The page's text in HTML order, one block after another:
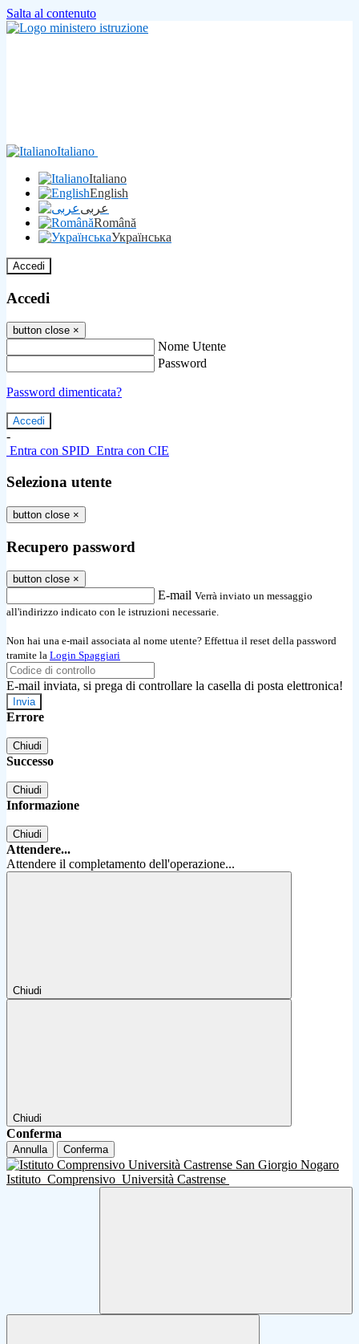
Salta al contenuto
Italiano
Italiano
English
عربى
Română
Українська
Accedi
Accedi
button close ×
Nome Utente
Password
Password dimenticata?
-
Entra con SPID Entra con CIE
Seleziona utente
button close ×
Recupero password
button close ×
E-mail Verrà inviato un messaggio
all'indirizzo indicato con le istruzioni necessarie.
Non hai una e-mail associata al nome utente? Effettua il reset della password
tramite la Login Spaggiari
E-mail inviata, si prega di controllare la casella di posta elettronica!
Errore
Chiudi
Successo
Chiudi
Informazione
Chiudi
Attendere...
Attendere il completamento dell'operazione...
Chiudi
Chiudi
Conferma
Annulla Conferma
Istituto Comprensivo Università Castrense